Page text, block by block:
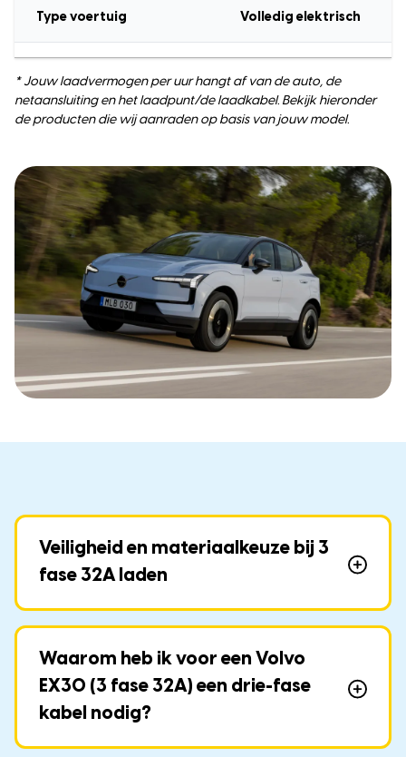
Type voertuig Volledig elektrisch
* Jouw laadvermogen per uur hangt af van de auto, de
netaansluiting en het laadpunt/de laadkabel. Bekijk hieronder
de producten die wij aanraden op basis van jouw model.
Veiligheid en materiaalkeuze bij 3
fase 32A laden
Waarom heb ik voor een Volvo
EX30 (3 fase 32A) een drie-fase
kabel nodig?